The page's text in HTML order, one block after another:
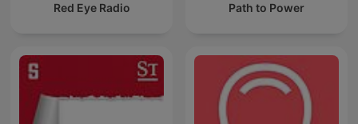
Red Eye Radio Path to Power